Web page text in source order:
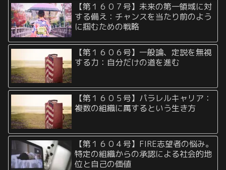
【第１６０７号】未来の第一領域に対
する備え：チャンスを当たり前のよう
に掴むための戦略
【第１６０６号】一般論、定説を無視
する力：自分だけの道を進む
【第１６０５号】パラレルキャリア：
複数の組織に属するという生き方
【第１６０４号】FIRE志望者の悩み。
特定の組織からの承認による社会的地
位と自己の価値